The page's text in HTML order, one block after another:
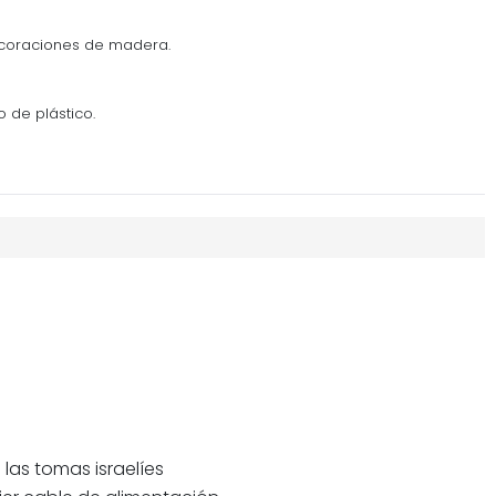
de madera.
de plástico.
tomas israelíes